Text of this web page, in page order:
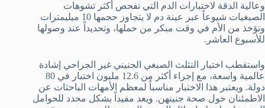
وعالية الدقة لاختبارات الدم التي تفحص أكثر تشوهات
الصبغيات شيوعاً عبر عينة دم لا يتجاوز حجمها 10 ميليمترات
وتؤخذ من الأم في وقت مبكر من حملها، وتحديداً عند وصولها
للأسبوع العاشر.
واستقطب اختبار التثلث الصبغي الجنيني غير الجراحي إشادة
عالمية واسعة، مع إجراء أكثر من 12.6 مليون اختبار في 80
دولة. ويعتبر هذا الاختبار مناسباً لمعظم الأمهات الباحثات عن
الاطمئنان حول صحة جنينهن. ويعد مفيداً بشكل محدد للحوامل